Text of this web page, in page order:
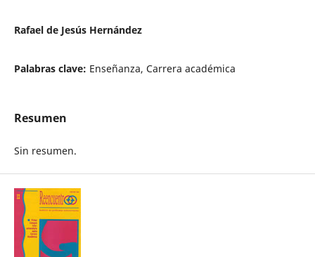
Rafael de Jesús Hernández
Palabras clave: Enseñanza, Carrera académica
Resumen
Sin resumen.